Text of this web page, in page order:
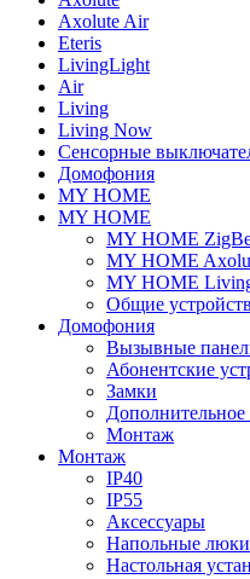
Axolute Air
Eteris
LivingLight
Air
Living
Living Now
Сенсорные
Домофония
MY HOME
MY HOME
MY HOME
MY HOME
MY HOME
Общие
Домофония
Вызывные
Абонентские
Замки
Дополнительное
Монтаж
Монтаж
IP40
IP55
Аксессуары
Напольные люки
Настольная